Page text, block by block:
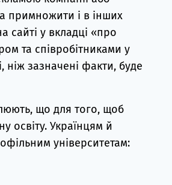
примножити і в інших
сайті у вкладці «про
та співробітниками у
зазначені факти, буде
що для того, щоб
освіту. Українцям й
університетам: